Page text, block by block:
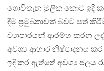
ගොවිතැන මුලික කොට ඉදි
දීම ප‍්‍රමුඛතාවක් බවට පත්
ව්‍යාපාරයන් ආරම්භ කරන
අවශ්‍ය ආහාර නිෂ්පාදනය කර
ඉදි කර ඇත්තේ අවශ්‍ය ජලය